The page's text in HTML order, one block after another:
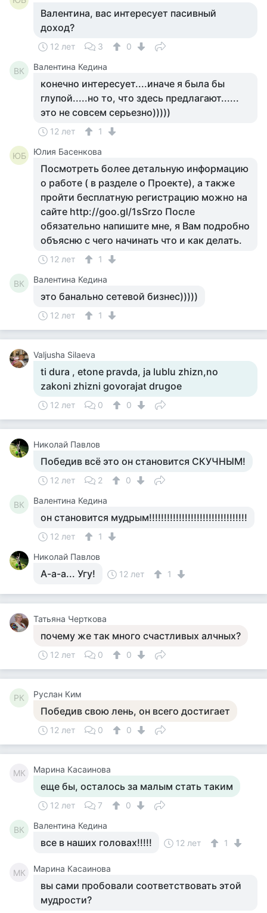
Валентина, вас интересует пасивный
доход?
12 лет 3 0
ВК Валентина Кедина
конечно интересует....иначе я была бы
глупой.....но то, что здесь предлагают......
это не совсем серьезно)))))
12 лет 1
ЮБ Юлия Басенкова
Посмотреть более детальную информацию
о работе ( в разделе о Проекте), а также
пройти бесплатную регистрацию можно на
сайте http://goo.gl/1sSrzo После
обязательно напишите мне, я Вам подробно
объясню с чего начинать что и как делать.
12 лет 1
ВК Валентина Кедина
это банально сетевой бизнес)))))
12 лет 1
Valjusha Silaeva
ti dura , etone pravda, ja lublu zhizn,no
zakoni zhizni govorajat drugoe
12 лет 0 0
Николай Павлов
Победив всё это он становится СКУЧНЫМ!
12 лет 2 0
ВК Валентина Кедина
он становится мудрым!!!!!!!!!!!!!!!!!!!!!!!!!!!!!!!!!
12 лет
1
Николай Павлов
А-а-а... Угу! 12 лет 1
Татьяна Черткова
почему же так много счастливых алчных?
12 лет 0 0
РК Руслан Ким
Победив свою лень, он всего достигает
12 лет 0 0
МК Марина Касаинова
еще бы, осталось за малым стать таким
12 лет 7 0
ВК Валентина Кедина
все в наших головах!!!!! 12 лет 1
МК Марина Касаинова
вы сами пробовали соответствовать этой
мудрости?